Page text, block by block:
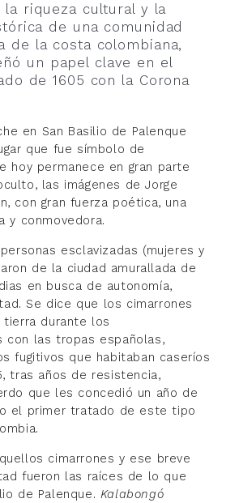
la riqueza cultural y la
de una comunidad
de la costa colombiana,
un papel clave en el
de 1605 con la Corona
en San Basilio de Palenque
que fue símbolo de
hoy permanece en gran parte
las imágenes de Jorge
con gran fuerza poética, una
y conmovedora.
esclavizadas (mujeres y
de la ciudad amurallada de
en busca de autonomía,
Se dice que los cimarrones
tierra durante los
con las tropas españolas,
fugitivos que habitaban caseríos
tras años de resistencia,
que les concedió un año de
el primer tratado de este tipo
cimarrones y ese breve
fueron las raíces de lo que
de Palenque. Kalabongó